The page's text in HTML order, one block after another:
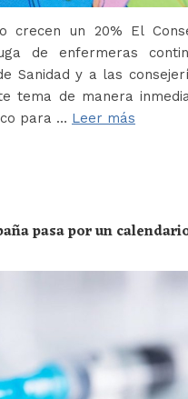
crecen un 20% El
de enfermeras
Sanidad y a las
tema de manera
para … Leer más
pasa por un